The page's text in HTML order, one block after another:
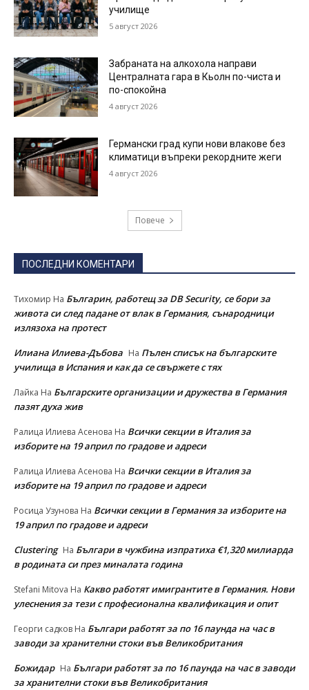
училище
5 август 2026
Забраната на алкохола направи
Централната гара в Кьолн по-чиста и
по-спокойна
4 август 2026
Германски град купи нови влакове без
климатици въпреки рекордните жеги
4 август 2026
Повече
ПОСЛЕДНИ КОМЕНТАРИ
Тихомир На Българин, работещ за DB Security, се бори за
живота си след падане от влак в Германия, сънародници
излязоха на протест
Илиана Илиева-Дъбова На Пълен списък на българските
училища в Испания и как да се свържете с тях
Лайка На Българските организации и дружества в Германия
пазят духа жив
Ралица Илиева Асенова На Всички секции в Италия за
изборите на 19 април по градове и адреси
Ралица Илиева Асенова На Всички секции в Италия за
изборите на 19 април по градове и адреси
Росица Узунова На Всички секции в Германия за изборите на
19 април по градове и адреси
Clustering На Българи в чужбина изпратиха €1,320 милиарда
в родината си през миналата година
Stefani Mitova На Какво работят имигрантите в Германия. Нови
улеснeния за тези с професионална квалификация и опит
Георги садков На Българи работят за по 16 паунда на час в
заводи за хранителни стоки във Великобритания
Божидар На Българи работят за по 16 паунда на час в заводи
за хранителни стоки във Великобритания